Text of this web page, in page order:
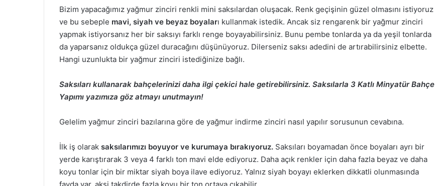
Bizim yapacağımız yağmur zinciri renkli mini saksılardan oluşacak. Renk geçişinin güzel olmasını istiyoruz
ve bu sebeple mavi, siyah ve beyaz boyaları kullanmak istedik. Ancak siz rengarenk bir yağmur zinciri
yapmak istiyorsanız her bir saksıyı farklı renge boyayabilirsiniz. Bunu pembe tonlarda ya da yeşil tonlarda
da yaparsanız oldukça güzel duracağını düşünüyoruz. Dilerseniz saksı adedini de artırabilirsiniz elbette.
Hangi uzunlukta bir yağmur zinciri istediğinize bağlı.
Saksıları kullanarak bahçelerinizi daha ilgi çekici hale getirebilirsiniz. Saksılarla 3 Katlı Minyatür Bahçe
Yapımı yazımıza göz atmayı unutmayın!
Gelelim yağmur zinciri bazılarına göre de yağmur indirme zinciri nasıl yapılır sorusunun cevabına.
İlk iş olarak saksılarımızı boyuyor ve kurumaya bırakıyoruz. Saksıları boyamadan önce boyaları ayrı bir
yerde karıştırarak 3 veya 4 farklı ton mavi elde ediyoruz. Daha açık renkler için daha fazla beyaz ve daha
koyu tonlar için bir miktar siyah boya ilave ediyoruz. Yalnız siyah boyayı eklerken dikkatli olunmasında